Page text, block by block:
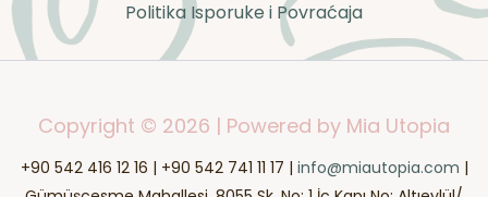
Politika Isporuke i Povraćaja
Copyright © 2026 | Powered by Mia Utopia
+90 542 416 12 16 | +90 542 741 11 17 | info@miautopia.com |